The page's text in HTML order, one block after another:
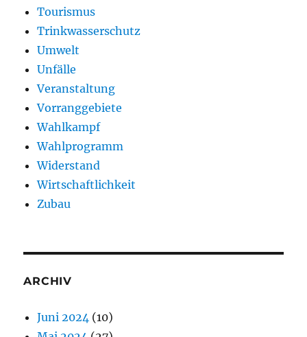
Tourismus
Trinkwasserschutz
Umwelt
Unfälle
Veranstaltung
Vorranggebiete
Wahlkampf
Wahlprogramm
Widerstand
Wirtschaftlichkeit
Zubau
ARCHIV
Juni 2024 (10)